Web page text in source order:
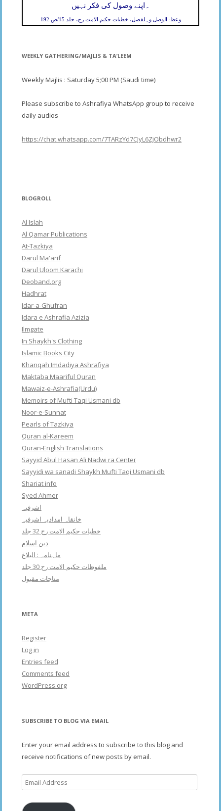
اپنے وصول کی فکر نہیں ۔
وعظ: الوصل وہلفصل، خطبات حکیم الامت رح، جلد 15/ص 192
WEEKLY GATHERING/MAJLIS & TA’LEEM
Weekly Majlis : Saturday 5;00 PM (Saudi time)
Please subscribe to Ashrafiya WhatsApp group to receive
daily audios
https://chat.whatsapp.com/7TARzYd7CJyL6ZjObdhwr2
BLOGROLL
Al Islah
Al Qamar Publications
At-Tazkiya
Darul Ma'arif
Darul Uloom Karachi
Deoband.org
Hadhrat
Idar-a-Ghufran
Idara e Ashrafia Azizia
Ilmgate
In Shaykh's Clothing
Islamic Books City
Khanqah Imdadiya Ashrafiya
Maktaba Maariful Quran
Mawaiz-e-Ashrafia(Urdu)
Memoirs of Mufti Taqi Usmani db
Noor-e-Sunnat
Pearls of Tazkiya
Quran al-Kareem
Quran-English Translations
Sayyid Abul Hasan Ali Nadwi ra Center
Sayyidi wa sanadi Shaykh Mufti Taqi Usmani db
Shariat info
Syed Ahmer
اشرفبہ
خانقاہ امدادیہ اشرفیہ
خطبات حکیم الامت رح 32 جلد
دین اسلام
ماہنامہ : البلاغ
ملفوظات حکیم الامت رح 30 جلد
مناجات مقبول
META
Register
Log in
Entries feed
Comments feed
WordPress.org
SUBSCRIBE TO BLOG VIA EMAIL
Enter your email address to subscribe to this blog and
receive notifications of new posts by email.
Email
Address